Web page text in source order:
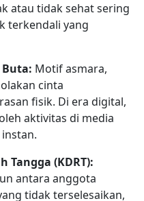
atau tidak sehat sering
terkendali yang
Motif asmara,
cinta
fisik. Di era digital,
aktivitas di media
Tangga (KDRT):
antara anggota
tidak terselesaikan,